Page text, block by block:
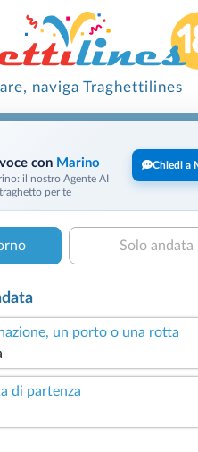
naviga Traghettilines
con Marino
il nostro Agente AI
per te
Chiedi a
Solo andata
un porto o una rotta
di partenza